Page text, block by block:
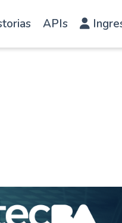
APIs